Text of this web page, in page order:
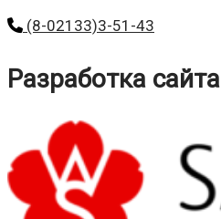
(8-02133)3-51-43
Разработка сайта